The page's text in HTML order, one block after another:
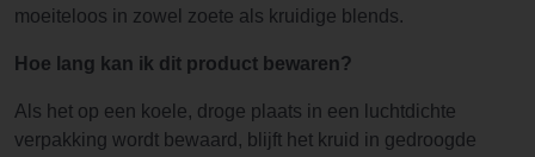
moeiteloos in zowel zoete als kruidige blends.
Hoe lang kan ik dit product bewaren?
Als het op een koele, droge plaats in een luchtdichte
verpakking wordt bewaard, blijft het kruid in gedroogde